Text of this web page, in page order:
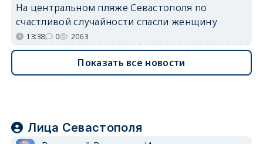
На центральном пляже Севастополя по
счастливой случайности спасли женщину
13:38 0 2063
Показать все новости
Лица Севастополя